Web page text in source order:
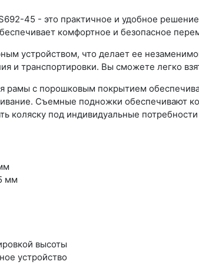
45 - это практичное и удобное
комфортное и безопасное
устройством, что делает ее
и транспортировки. Вы сможете легко
рамы с порошковым покрытием
Съемные подножки обеспечивают
коляску под индивидуальные потребности
мм
высоты
устройство